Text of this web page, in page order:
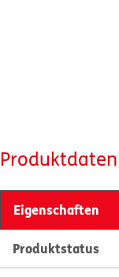
Produktdaten
Eigenschaften
Produktstatus